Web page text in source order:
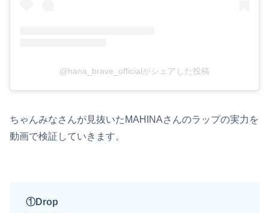
@hana_brave_officialがシェアした投稿
ちゃんみなさんが見抜いたMAHINAさんのラップの実力を
動画で検証していきます。
①Drop